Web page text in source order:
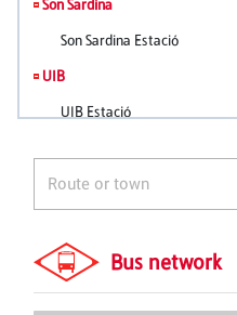
Bus network